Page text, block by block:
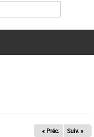
« Préc. Suiv. »